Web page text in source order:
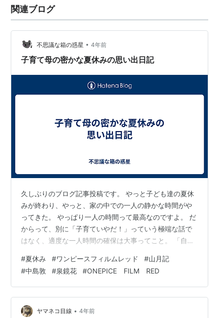
もすっかりワンピースにはま…
関連ブログ
不思議な箱の惑星 • 4年前
子育て母の密かな夏休みの思い出日記
久しぶりのブログ記事投稿です。 やっと子ども達の夏休
みが終わり、やっと、家の中での一人の静かな時間がや
ってきた。 やっぱり一人の時間って最高なのですよ。 だ
からって、別に「子育ていやだ！」っていう極端な話で
はなく、適度な一人時間の確保は大事ってこと。 「自分
って、ひしひしと感じております。 子ども達が夏休みの
間、ブログから完全に離れていたのだけれども、なんて
いうか、全然平気だった。 ま、私にとってブログはその
程度の存在になってしまった？・・・なったのだろう。
でも、文章を書く習慣がなくなってしまっては文章を書
#夏休み #ワンピースフィルムレッド #山月記
#中島敦 #泉鏡花 #ONEPICE FILM RED
ヤマネコ目線 • 4年前